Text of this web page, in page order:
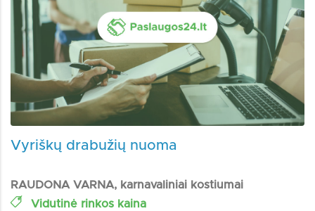
Vyriškų drabužių nuoma
RAUDONA VARNA, karnavaliniai kostiumai
Vidutinė rinkos kaina